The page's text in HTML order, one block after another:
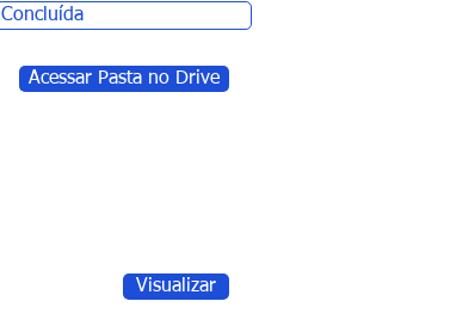
Concluída
Acessar Pasta no Drive
Visualizar